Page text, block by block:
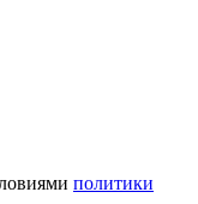
политики